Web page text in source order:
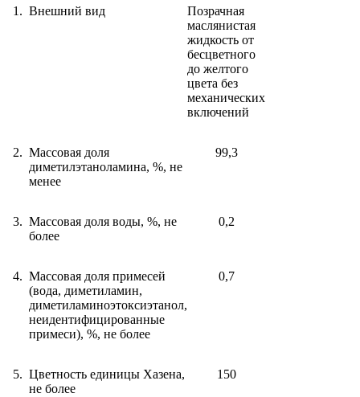
1. Внешний вид
Позрачная
маслянистая
жидкость от
бесцветного
до желтого
цвета без
механических
включений
2. Массовая доля
диметилэтаноламина, %, не
менее
99,3
3. Массовая доля воды, %, не
более
0,2
4. Массовая доля примесей
(вода, диметиламин,
диметиламиноэтоксиэтанол,
неидентифицированные
примеси), %, не более
0,7
5. Цветность единицы Хазена,
не более
150